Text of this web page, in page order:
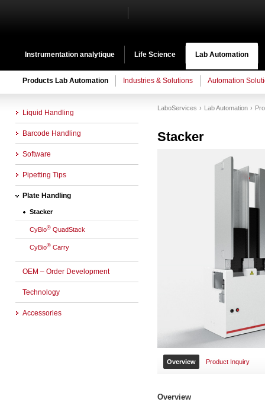
Instrumentation analytique Life Science Lab Automation
Products Lab Automation Industries & Solutions Automation
Liquid Handling
Barcode Handling
Software
Pipetting Tips
Plate Handling
Stacker
CyBio® QuadStack
CyBio® Carry
OEM – Order Development
Technology
Accessories
LaboServices Lab Automation
Stacker
Overview Product Inquiry
Overview